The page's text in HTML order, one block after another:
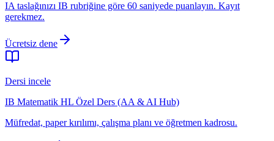
IA taslağınızı IB rubriğine göre 60 saniyede puanlayın. Kayıt
gerekmez.
Ücretsiz dene
Dersi incele
IB Matematik HL Özel Ders (AA & AI Hub)
Müfredat, paper kırılımı, çalışma planı ve öğretmen kadrosu.